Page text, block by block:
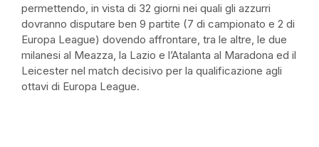
permettendo, in vista di 32 giorni nei quali gli azzurri
dovranno disputare ben 9 partite (7 di campionato e 2 di
Europa League) dovendo affrontare, tra le altre, le due
milanesi al Meazza, la Lazio e l’Atalanta al Maradona ed il
Leicester nel match decisivo per la qualificazione agli
ottavi di Europa League.